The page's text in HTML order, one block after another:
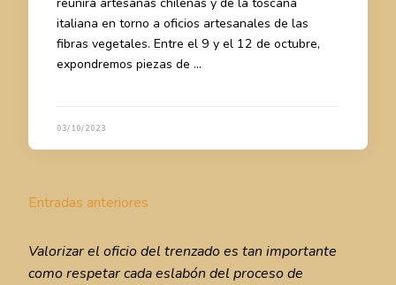
italiana en torno a oficios artesanales de las
fibras vegetales. Entre el 9 y el 12 de octubre,
expondremos piezas de …
03/10/2023
Navegación
entradas
Entradas anteriores
Valorizar el oficio del trenzado es tan importante
como respetar cada eslabón del proceso de